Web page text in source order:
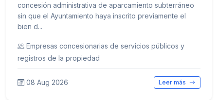
concesión administrativa de aparcamiento subterráneo
sin que el Ayuntamiento haya inscrito previamente el
bien d...
Empresas concesionarias de servicios públicos y
registros de la propiedad
08 Aug 2026 Leer más